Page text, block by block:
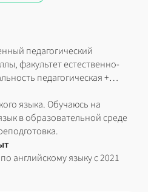
педагогический
факультет естественно-
педагогическая +
языка. Обучаюсь на
в образовательной среде
английскому языку с 2021